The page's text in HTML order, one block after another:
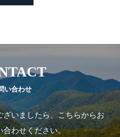
い合わせ
いましたら、こちらからお
合わせください。